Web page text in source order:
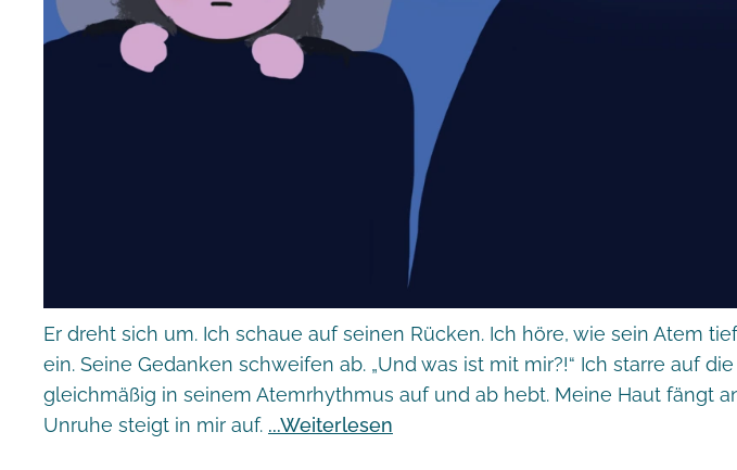
Er dreht sich um. Ich schaue auf seinen Rücken. Ich höre, wie sein Atem
ein. Seine Gedanken schweifen ab. „Und was ist mit mir?!“ Ich starre auf
gleichmäßig in seinem Atemrhythmus auf und ab hebt. Meine Haut fängt
Unruhe steigt in mir auf.
Weiterlesen